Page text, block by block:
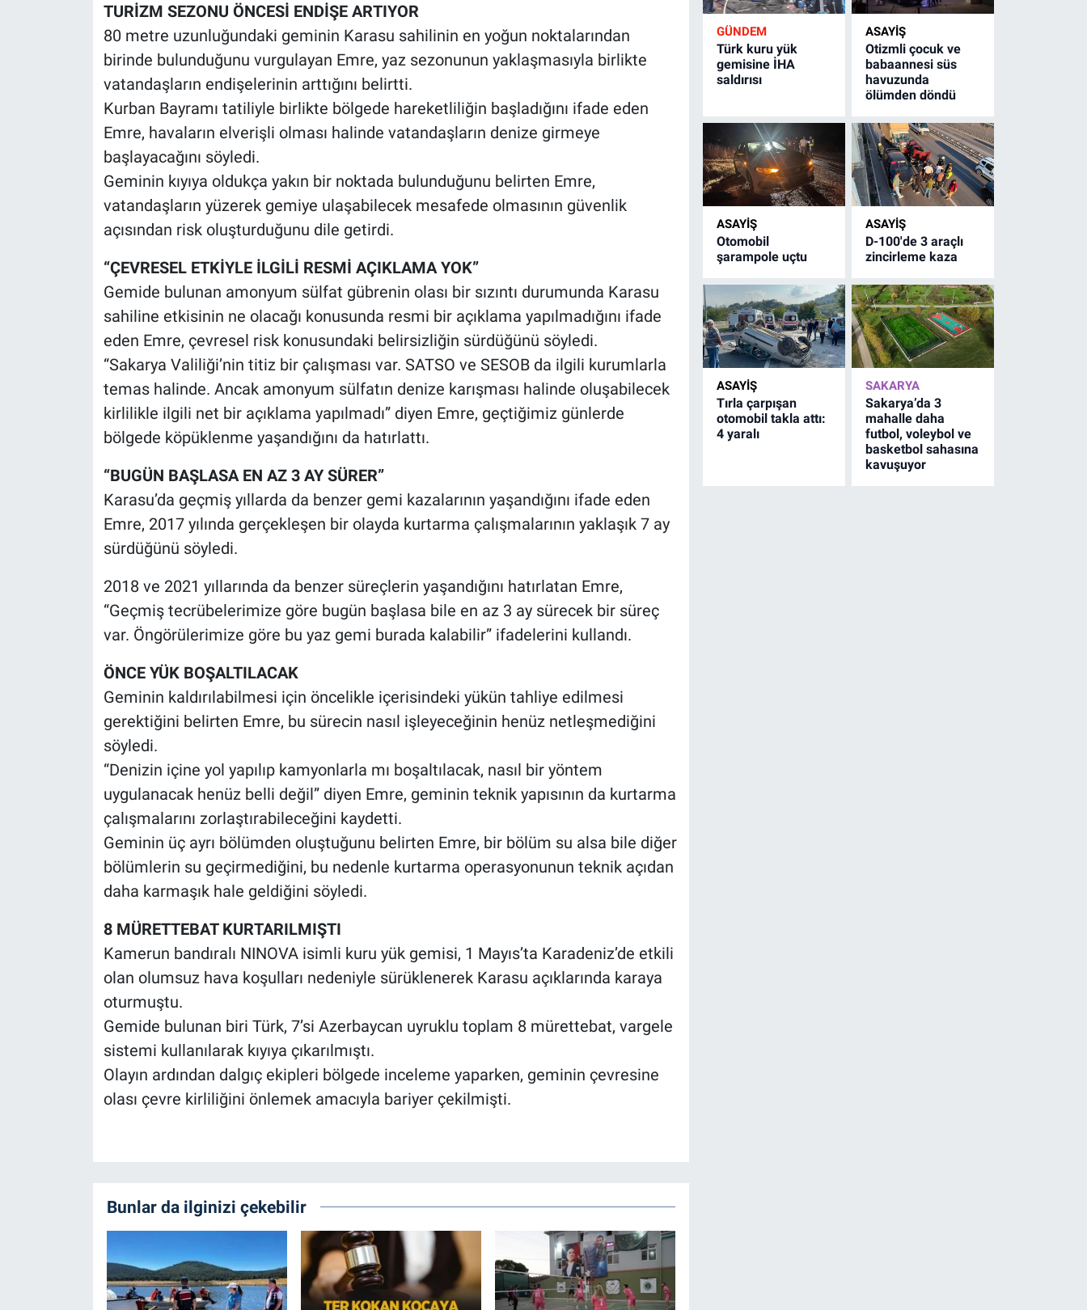
TURİZM SEZONU ÖNCESİ ENDİŞE ARTIYOR
80 metre uzunluğundaki geminin Karasu sahilinin en yoğun noktalarından
birinde bulunduğunu vurgulayan Emre, yaz sezonunun yaklaşmasıyla birlikte
vatandaşların endişelerinin arttığını belirtti.
Kurban Bayramı tatiliyle birlikte bölgede hareketliliğin başladığını ifade eden
Emre, havaların elverişli olması halinde vatandaşların denize girmeye
başlayacağını söyledi.
Geminin kıyıya oldukça yakın bir noktada bulunduğunu belirten Emre,
vatandaşların yüzerek gemiye ulaşabilecek mesafede olmasının güvenlik
açısından risk oluşturduğunu dile getirdi.
“ÇEVRESEL ETKİYLE İLGİLİ RESMİ AÇIKLAMA YOK”
Gemide bulunan amonyum sülfat gübrenin olası bir sızıntı durumunda Karasu
sahiline etkisinin ne olacağı konusunda resmi bir açıklama yapılmadığını ifade
eden Emre, çevresel risk konusundaki belirsizliğin sürdüğünü söyledi.
“Sakarya Valiliği’nin titiz bir çalışması var. SATSO ve SESOB da ilgili kurumlarla
temas halinde. Ancak amonyum sülfatın denize karışması halinde oluşabilecek
kirlilikle ilgili net bir açıklama yapılmadı” diyen Emre, geçtiğimiz günlerde
bölgede köpüklenme yaşandığını da hatırlattı.
“BUGÜN BAŞLASA EN AZ 3 AY SÜRER”
Karasu’da geçmiş yıllarda da benzer gemi kazalarının yaşandığını ifade eden
Emre, 2017 yılında gerçekleşen bir olayda kurtarma çalışmalarının yaklaşık 7 ay
sürdüğünü söyledi.
2018 ve 2021 yıllarında da benzer süreçlerin yaşandığını hatırlatan Emre,
“Geçmiş tecrübelerimize göre bugün başlasa bile en az 3 ay sürecek bir süreç
var. Öngörülerimize göre bu yaz gemi burada kalabilir” ifadelerini kullandı.
ÖNCE YÜK BOŞALTILACAK
Geminin kaldırılabilmesi için öncelikle içerisindeki yükün tahliye edilmesi
gerektiğini belirten Emre, bu sürecin nasıl işleyeceğinin henüz netleşmediğini
söyledi.
“Denizin içine yol yapılıp kamyonlarla mı boşaltılacak, nasıl bir yöntem
uygulanacak henüz belli değil” diyen Emre, geminin teknik yapısının da kurtarma
çalışmalarını zorlaştırabileceğini kaydetti.
Geminin üç ayrı bölümden oluştuğunu belirten Emre, bir bölüm su alsa bile diğer
bölümlerin su geçirmediğini, bu nedenle kurtarma operasyonunun teknik açıdan
daha karmaşık hale geldiğini söyledi.
8 MÜRETTEBAT KURTARILMIŞTI
Kamerun bandıralı NINOVA isimli kuru yük gemisi, 1 Mayıs’ta Karadeniz’de etkili
olan olumsuz hava koşulları nedeniyle sürüklenerek Karasu açıklarında karaya
oturmuştu.
Gemide bulunan biri Türk, 7’si Azerbaycan uyruklu toplam 8 mürettebat, vargele
sistemi kullanılarak kıyıya çıkarılmıştı.
Olayın ardından dalgıç ekipleri bölgede inceleme yaparken, geminin çevresine
olası çevre kirliliğini önlemek amacıyla bariyer çekilmişti.
Bunlar da ilginizi çekebilir
GÜNDEM
Türk kuru yük
gemisine İHA
saldırısı
ASAYİŞ
Otizmli çocuk ve
babaannesi süs
havuzunda
ölümden döndü
ASAYİŞ
Otomobil
şarampole uçtu
ASAYİŞ
D-100'de 3 araçlı
zincirleme kaza
ASAYİŞ
Tırla çarpışan
otomobil takla attı:
4 yaralı
SAKARYA
Sakarya’da 3
mahalle daha
futbol, voleybol ve
basketbol sahasına
kavuşuyor